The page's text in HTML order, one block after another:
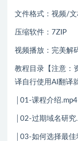
文件格式：视频/
压缩软件：7ZIP
视频播放：完美解
教程目录【注意：
译自行使用AI翻译
│01-课程介绍.mp4
│02-过期域名研
│03-如何选择最